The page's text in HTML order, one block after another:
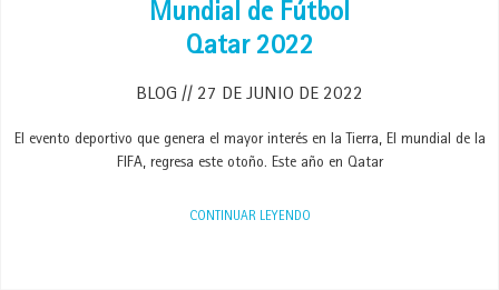
Mundial de Fútbol
Qatar 2022
BLOG 27 DE JUNIO DE 2022
El evento deportivo que genera el mayor interés en la Tierra, El mundial de la
FIFA, regresa este otoño. Este año en Qatar
CONTINUAR LEYENDO